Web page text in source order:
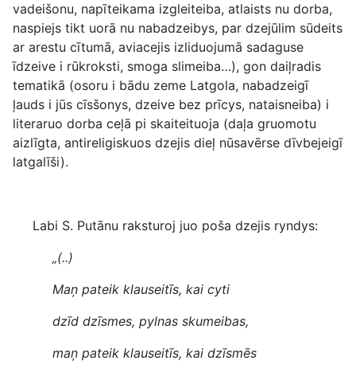
vadeišonu, napīteikama izgleiteiba, atlaists nu dorba,
naspiejs tikt uorā nu nabadzeibys, par dzejūlim sūdeits
ar arestu cītumā, aviacejis izliduojumā sadaguse
īdzeive i rūkroksti, smoga slimeiba…), gon daiļradis
tematikā (osoru i bādu zeme Latgola, nabadzeigī
ļauds i jūs cīsšonys, dzeive bez prīcys, nataisneiba) i
literaruo dorba ceļā pi skaiteituoja (daļa gruomotu
aizlīgta, antireligiskuos dzejis dieļ nūsavērse dīvbejeigī
latgalīši).
Labi S. Putānu raksturoj juo poša dzejis ryndys:
„(..)
Maņ pateik klauseitīs, kai cyti
dzīd dzīsmes, pylnas skumeibas,
maņ pateik klauseitīs, kai dzīsmēs